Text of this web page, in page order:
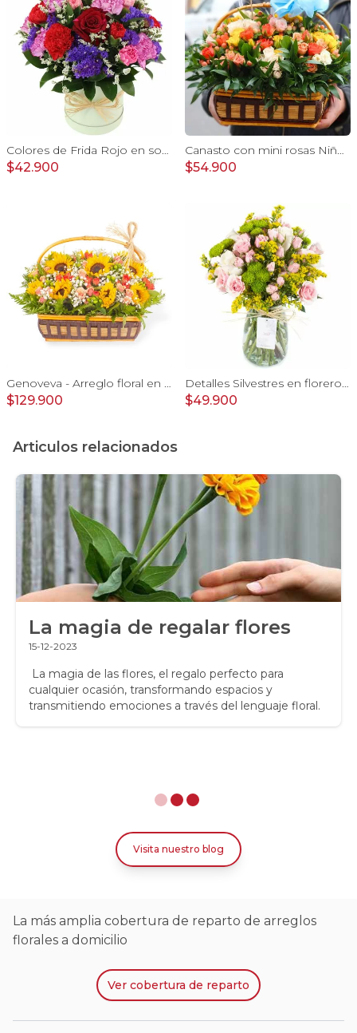
Colores de Frida Rojo en sombrerero - Arreglo floral con rosas, claveles, estate y limonium
$42.900
Canasto con mini rosas Niño - Arreglo floral con minirosas y globos metalicos
$54.900
Genoveva - Arreglo floral en canasto de mimbre con girasoles, mini rosas, gypsophila e hypericum
$129.900
Detalles Silvestres en florero - rosas, mini rosas, maule
$49.900
Articulos relacionados
La magia de regalar flores
15-12-2023
La magia de las flores, el regalo perfecto para
cualquier ocasión, transformando espacios y
transmitiendo emociones a través del lenguaje floral.
Visita nuestro blog
La más amplia cobertura de reparto de arreglos
florales a domicilio
Ver cobertura de reparto